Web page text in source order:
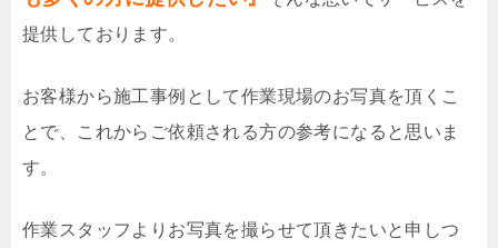
提供しております。
お客様から施工事例として作業現場のお写真を頂くこ
とで、これからご依頼される方の参考になると思いま
す。
作業スタッフよりお写真を撮らせて頂きたいと申しつ